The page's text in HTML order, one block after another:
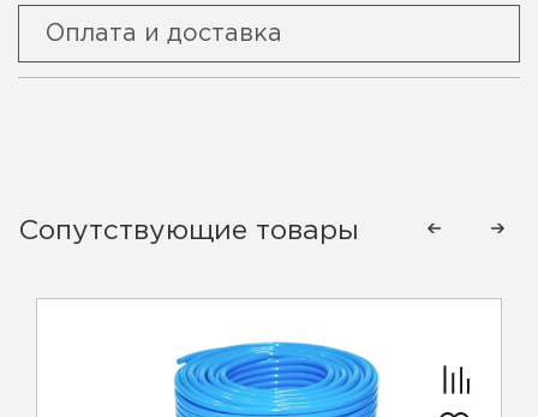
Оплата и доставка
Сопутствующие товары